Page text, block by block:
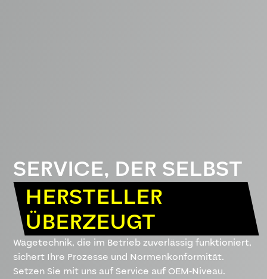
SERVICE, DER SELBST
HERSTELLER
ÜBERZEUGT
Wägetechnik, die im Betrieb zuverlässig funktioniert,
sichert Ihre Prozesse und Normenkonformität.
Setzen Sie mit uns auf Service auf OEM-Niveau.